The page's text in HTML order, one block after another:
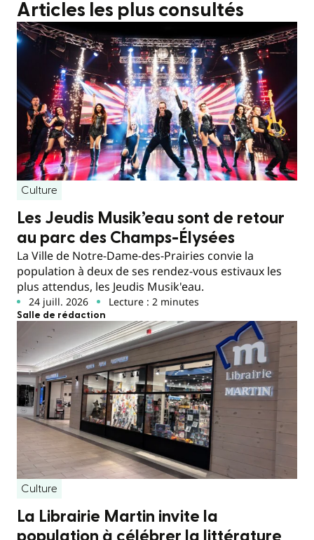
Articles les plus consultés
Culture
Les Jeudis Musik’eau sont de retour
au parc des Champs-Élysées
La Ville de Notre-Dame-des-Prairies convie la
population à deux de ses rendez-vous estivaux les
plus attendus, les Jeudis Musik'eau.
24 juill. 2026 Lecture : 2 minutes
Salle de rédaction
Culture
La Librairie Martin invite la
population à célébrer la littérature